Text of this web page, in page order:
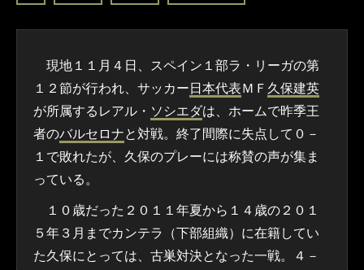
現地１１月４日、スペイン１部ラ・リーガの第
１２節が行われ、サッカー 日本代表ＭＦ 久保建英
が所属するレアル・ ソシエダは、ホームで昨季王
者のバルセロナと対戦。終了間際に失点して０－
１で敗れたが、久保のプレーには称賛の声が集ま
っている。
１０歳だった２０１１年夏から１４歳の２０１
５年３月までカンテラ（下部組織）に在籍してい
た久保にとっては、古巣対決となった一戦。４－